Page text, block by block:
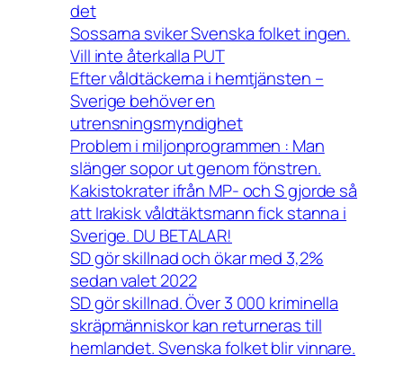
det
Sossarna sviker Svenska folket ingen.
Vill inte återkalla PUT
Efter våldtäckerna i hemtjänsten –
Sverige behöver en
utrensningsmyndighet
Problem i miljonprogrammen : Man
slänger sopor ut genom fönstren.
Kakistokrater ifrån MP- och S gjorde så
att Irakisk våldtäktsmann fick stanna i
Sverige. DU BETALAR!
SD gör skillnad och ökar med 3,2%
sedan valet 2022
SD gör skillnad. Över 3 000 kriminella
skräpmänniskor kan returneras till
hemlandet. Svenska folket blir vinnare.